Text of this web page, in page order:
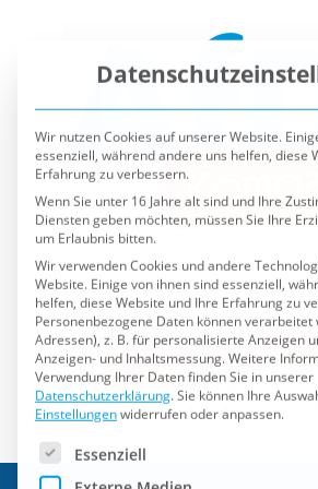
Wir nutzen Cookies auf unserer Website.
essenziell, während andere uns helfen, diese
Erfahrung zu verbessern.
Wenn Sie unter 16 Jahre alt sind und Ihre
Diensten geben möchten, müssen Sie Ihre
um Erlaubnis bitten.
Wir verwenden Cookies und andere
Website. Einige von ihnen sind essenziell,
helfen, diese Website und Ihre Erfahrung zu
Personenbezogene Daten können verarbeitet
Adressen), z. B. für personalisierte Anzeigen
Anzeigen- und Inhaltsmessung.Weitere
Verwendung Ihrer Daten finden Sie in unserer
Datenschutzerklärung. Sie können Ihre
Einstellungenwiderrufen oder anpassen.
Es folgt eine Liste der Service-
Externe Medien